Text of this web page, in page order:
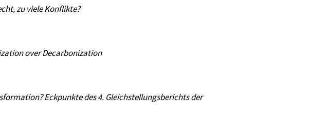
zu viele Konflikte?
over Decarbonization
Eckpunkte des 4. Gleichstellungsberichts der